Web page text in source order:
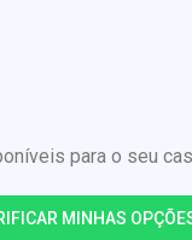
para o seu
MINHAS